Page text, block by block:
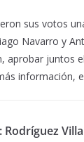
sus votos
Navarro y
aprobar juntos
información,
Rodríguez